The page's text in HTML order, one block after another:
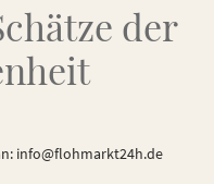
der
info@flohmarkt24h.de